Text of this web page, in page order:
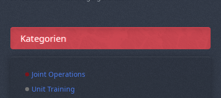
Kategorien
Joint Operations
Unit Training